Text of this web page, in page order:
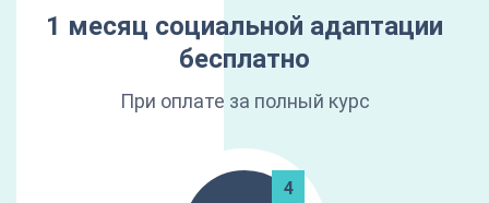
1 месяц социальной адаптации
бесплатно
При оплате за полный курс